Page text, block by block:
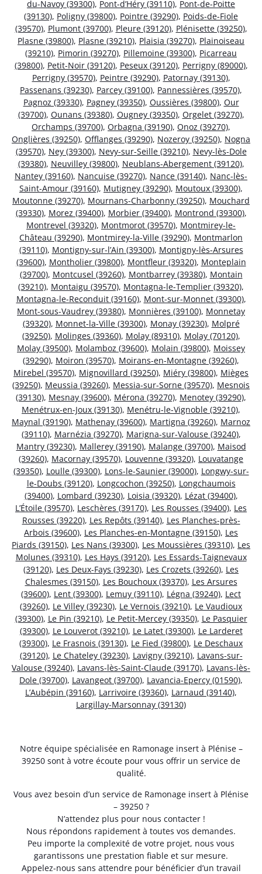
du-Navoy (39300), Pont-d’Héry (39110), Pont-de-Poitte
(39130), Poligny (39800), Pointre (39290), Poids-de-Fiole
(39570), Plumont (39700), Pleure (39120), Plénisette (39250),
Plasne (39800), Plasne (39210), Plaisia (39270), Plainoiseau
(39210), Pimorin (39270), Pillemoine (39300), Picarreau
(39800), Petit-Noir (39120), Peseux (39120), Perrigny (89000),
Perrigny (39570), Peintre (39290), Patornay (39130),
Passenans (39230), Parcey (39100), Pannessières (39570),
Pagnoz (39330), Pagney (39350), Oussières (39800), Our
(39700), Ounans (39380), Ougney (39350), Orgelet (39270),
Orchamps (39700), Orbagna (39190), Onoz (39270),
Onglières (39250), Offlanges (39290), Nozeroy (39250), Nogna
(39570), Ney (39300), Nevy-sur-Seille (39210), Nevy-lès-Dole
(39380), Neuvilley (39800), Neublans-Abergement (39120),
Nantey (39160), Nancuise (39270), Nance (39140), Nanc-lès-
Saint-Amour (39160), Mutigney (39290), Moutoux (39300),
Moutonne (39270), Mournans-Charbonny (39250), Mouchard
(39330), Morez (39400), Morbier (39400), Montrond (39300),
Montrevel (39320), Montmorot (39570), Montmirey-le-
Château (39290), Montmirey-la-Ville (39290), Montmarlon
(39110), Montigny-sur-l’Ain (39300), Montigny-lès-Arsures
(39600), Montholier (39800), Montfleur (39320), Monteplain
(39700), Montcusel (39260), Montbarrey (39380), Montain
(39210), Montaigu (39570), Montagna-le-Templier (39320),
Montagna-le-Reconduit (39160), Mont-sur-Monnet (39300),
Mont-sous-Vaudrey (39380), Monnières (39100), Monnetay
(39320), Monnet-la-Ville (39300), Monay (39230), Molpré
(39250), Molinges (39360), Molay (89310), Molay (70120),
Molay (39500), Molamboz (39600), Molain (39800), Moissey
(39290), Moiron (39570), Moirans-en-Montagne (39260),
Mirebel (39570), Mignovillard (39250), Miéry (39800), Mièges
(39250), Meussia (39260), Messia-sur-Sorne (39570), Mesnois
(39130), Mesnay (39600), Mérona (39270), Menotey (39290),
Menétrux-en-Joux (39130), Menétru-le-Vignoble (39210),
Maynal (39190), Mathenay (39600), Martigna (39260), Marnoz
(39110), Marnézia (39270), Marigna-sur-Valouse (39240),
Mantry (39230), Mallerey (39190), Malange (39700), Maisod
(39260), Macornay (39570), Louvenne (39320), Louvatange
(39350), Loulle (39300), Lons-le-Saunier (39000), Longwy-sur-
le-Doubs (39120), Longcochon (39250), Longchaumois
(39400), Lombard (39230), Loisia (39320), Lézat (39400),
L’Étoile (39570), Leschères (39170), Les Rousses (39400), Les
Rousses (39220), Les Repôts (39140), Les Planches-près-
Arbois (39600), Les Planches-en-Montagne (39150), Les
Piards (39150), Les Nans (39300), Les Moussières (39310), Les
Molunes (39310), Les Hays (39120), Les Essards-Taignevaux
(39120), Les Deux-Fays (39230), Les Crozets (39260), Les
Chalesmes (39150), Les Bouchoux (39370), Les Arsures
(39600), Lent (39300), Lemuy (39110), Légna (39240), Lect
(39260), Le Villey (39230), Le Vernois (39210), Le Vaudioux
(39300), Le Pin (39210), Le Petit-Mercey (39350), Le Pasquier
(39300), Le Louverot (39210), Le Latet (39300), Le Larderet
(39300), Le Frasnois (39130), Le Fied (39800), Le Deschaux
(39120), Le Chateley (39230), Lavigny (39210), Lavans-sur-
Valouse (39240), Lavans-lès-Saint-Claude (39170), Lavans-lès-
Dole (39700), Lavangeot (39700), Lavancia-Epercy (01590),
L’Aubépin (39160), Larrivoire (39360), Larnaud (39140),
Largillay-Marsonnay (39130)
Notre équipe spécialisée en Ramonage insert à Plénise –
39250 sont à votre écoute pour vous offrir un service de
qualité.
Vous avez besoin d’un service de Ramonage insert à Plénise
– 39250 ?
N’attendez plus pour nous contacter !
Nous répondons rapidement à toutes vos demandes.
Peu importe la complexité de votre projet, nous vous
garantissons une prestation fiable et sur mesure.
Appelez-nous sans attendre pour bénéficier d’un travail